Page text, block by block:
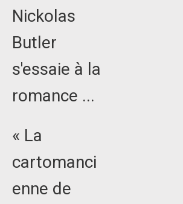
Nickolas
Butler
s'essaie à la
romance ...
« La
cartomanci
enne de